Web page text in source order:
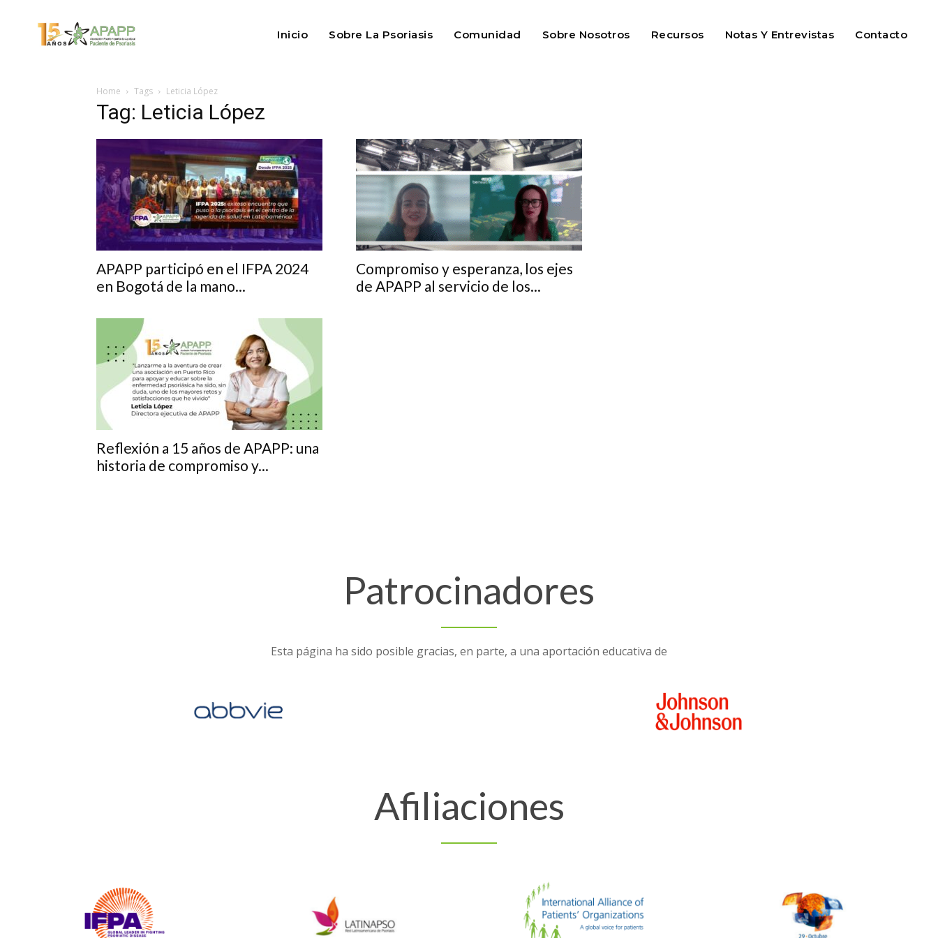
Inicio Sobre La Psoriasis Comunidad Sobre Nosotros Recursos Notas Y Entrevistas Contacto
Home Tags Leticia López
Tag: Leticia López
APAPP participó en el IFPA 2024
en Bogotá de la mano...
Compromiso y esperanza, los ejes
de APAPP al servicio de los...
Reflexión a 15 años de APAPP: una
historia de compromiso y...
Patrocinadores
Esta página ha sido posible gracias, en parte, a una aportación educativa de
Afiliaciones